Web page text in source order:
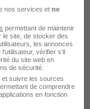
:
trouver des
équipes.
calme et
nos services et ne
permettant de maintenir
le site, de stocker des
les annonces
vérifier s'il
du site web en
de sécurité.
et suivre les sources
de comprendre
en fonction